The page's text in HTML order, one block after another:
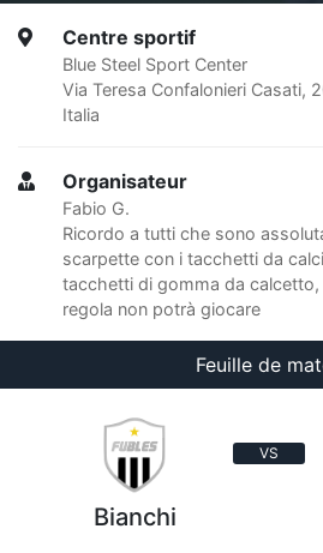
Centre sportif
Blue Steel Sport Center
Via Teresa Confalonieri Casati,
Italia
Organisateur
Fabio G.
Ricordo a tutti che sono
scarpette con i tacchetti da
tacchetti di gomma da
regola non potrà giocare
Feuille de
VS
Bianchi